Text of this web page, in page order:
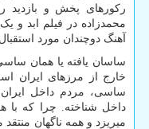
رکورهای پخش و بازدید
محمدزاده در فیلم ابد و
آهنگ دوچندان مورد
ساسان یافته یا همان
خارج از مرزهای ایران
ساسی، مردم داخل ایران
داخل شناخته. چرا که با
میریزد و همه ناگهان